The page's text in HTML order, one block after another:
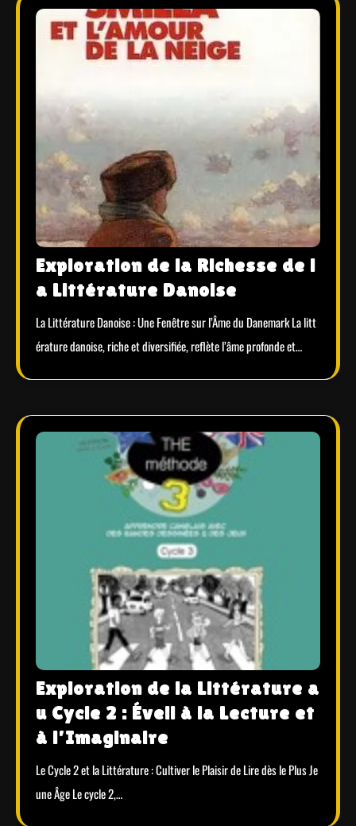
Exploration de la Richesse de l
a Littérature Danoise
La Littérature Danoise : Une Fenêtre sur l’Âme du Danemark La litt
érature danoise, riche et diversifiée, reflète l’âme profonde et…
Exploration de la Littérature a
u Cycle 2 : Éveil à la Lecture et
à l’Imaginaire
Le Cycle 2 et la Littérature : Cultiver le Plaisir de Lire dès le Plus Je
une Âge Le cycle 2,…